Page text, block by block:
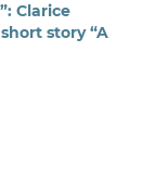
Clarice
story “A